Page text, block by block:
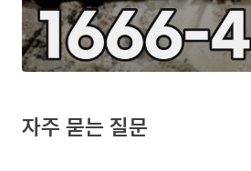
자주 묻는 질문